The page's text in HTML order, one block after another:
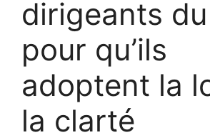
dirigeants
pour qu’ils
adoptent la
la clarté